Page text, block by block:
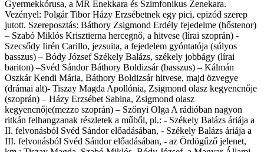
Gyermekkórusa, a MR Énekkara és Szimfonikus Zenekara.
Vezényel: Polgár Tibor Házy Erzsébetnek egy pici, epizód szerep
jutott. Szereposztás: Báthory Zsigmond Erdély fejedelme (hőstenor)
– Szabó Miklós Krisztierna hercegnő, a hitvese (lírai szoprán) -
Szecsődy Iirén Carillo, jezsuita, a fejedelem gyóntatója (súlyos
basszus) – Bódy József Székely Balázs, székely jobbágy (lírai
bariton) –Svéd Sándor Báthory Boldizsár (basszus) – Kálmán
Oszkár Kendi Mária, Báthory Boldizsár hitvese, majd özvegye
(drámai alt)- Tiszay Magda Apollónia, Zsigmond olasz kegyencnője
(szoprán) – Házy Erzsébet Sabina, Zsigmond olasz
kegyencnője(mezzo szoprán) – Szőnyi Olga A rádióban nagyon
ritkán felhangzanak részletek a műből, pl.: - Székely Balázs áriája a
II. felvonásból Svéd Sándor előadásában, - Székely Balázs áriája a
III. felvonásból Svéd Sándor előadásában, - az Ördögűző jelenet,